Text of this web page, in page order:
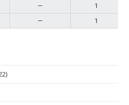
— 1
— 1